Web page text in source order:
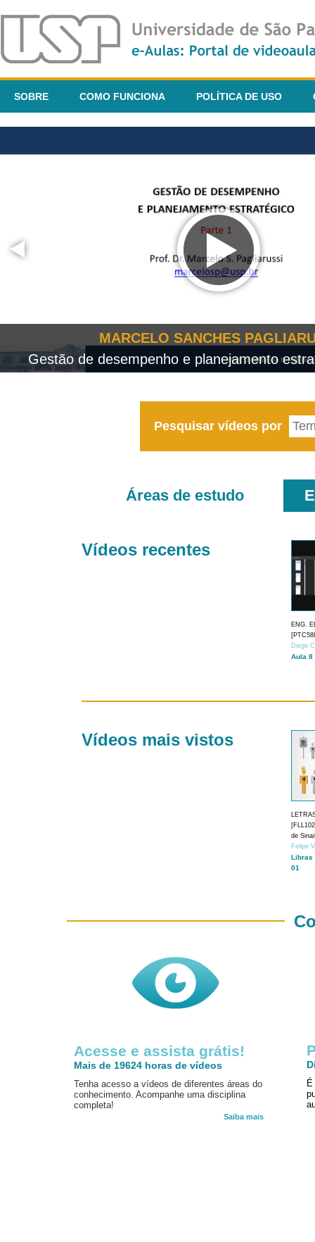
SOBRE COMO FUNCIONA POLÍTICA DE USO
MARCELO SANCHES
Gestão de desempenho e planejamento
Pesquisar vídeos por
Áreas de estudo
Vídeos recentes
ENG.
Diego
Aula 8
Vídeos mais vistos
de
Felipe
Libras
01
Acesse e assista grátis!
Mais de 19624 horas de vídeos
Tenha acesso a vídeos de diferentes áreas do
conhecimento. Acompanhe uma disciplina
completa!
Saiba mais